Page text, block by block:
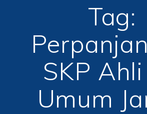
Tag:
SKP
Umum